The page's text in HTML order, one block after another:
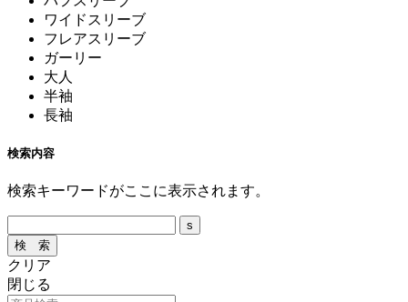
ワイドスリーブ
フレアスリーブ
ガーリー
大人
半袖
長袖
検索内容
検索キーワードがここに表示されます。
クリア
閉じる